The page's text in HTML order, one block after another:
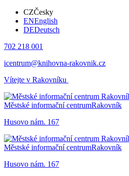
CZČesky
ENEnglish
DEDeutsch
702 218 001
icentrum@knihovna-rakovnik.cz
Vítejte v Rakovníku
Městské informační centrumRakovník
Husovo nám. 167
Městské informační centrumRakovník
Husovo nám. 167